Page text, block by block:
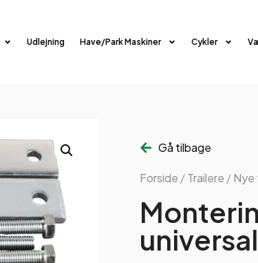
Udlejning Have/Park Maskiner Cykler
Gå tilbage
Forside /Trailere /Nye
universal